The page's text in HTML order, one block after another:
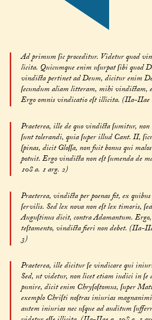
Ad primum ſic proceditur. Videtur quod
licita. Quicumque enim uſurpat ſibi quod
vindicta pertinet ad Deum, dicitur enim
ſecundum aliam litteram, mihi vindictam,
Ergo omnis vindicatio eſt illicita. (IIa-IIae
Praeterea, ille de quo vindicta ſumitur,
ſunt tolerandi, quia ſuper illud Cant. II,
ſpinas, dicit Gloſſa, non fuit bonus qui
potuit. Ergo vindicta non eſt ſumenda de
108 a. 1 arg. 2)
Praeterea, vindicta per poenas fit, ex
ſervilis. Sed lex nova non eſt lex timoris,
Auguſtinus dicit, contra Adamantum.
teſtamento, vindicta fieri non debet. (IIa-
3)
Praeterea, ille dicitur ſe vindicare qui
Sed, ut videtur, non licet etiam iudici in ſe
punire, dicit enim Chryſoſtomus, ſuper
exemplo Chriſti noſtras iniurias
autem iniurias nec uſque ad auditum